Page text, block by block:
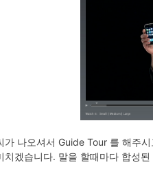
가 나오셔서 Guide Tour 를 해주
치겠습니다. 말을 할때마다 합성